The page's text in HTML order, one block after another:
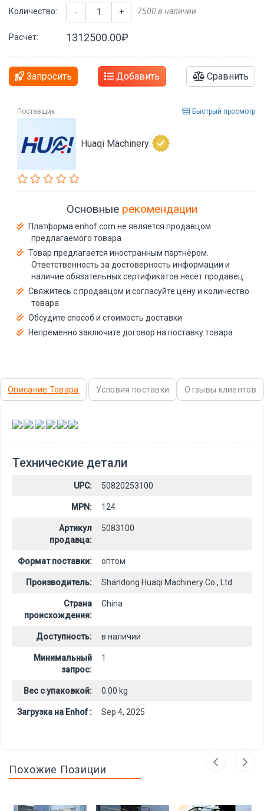
Количество: - + 7500 в наличии
Расчет: 1312500.00₽
Запросить Добавить Сравнить
Поставщик Быстрый просмотр
Huaqi Machinery
Основные рекомендации
Платформа enhof.com не является продавцом
предлагаемого товара
Товар предлагается иностранным партнёром.
Ответственность за достоверность информации и
наличие обязательных сертификатов несёт продавец.
Свяжитесь с продавцом и согласуйте цену и количество
товара
Обсудите способ и стоимость доставки
Непременно заключите договор на поставку товара
Описание Товара Условия поставки Отзывы клиентов
, , , , ,
Технические детали
UPC: 50820253100
MPN: 124
Артикул
продавца:
5083100
Формат поставки: оптом
Производитель: Shandong Huaqi Machinery Co., Ltd
Страна
происхождения:
China
Доступность: в наличии
Минимальный
запрос:
1
Вес с упаковкой: 0.00 kg
Загрузка на Enhof : Sep 4, 2025
Похожие Позиции